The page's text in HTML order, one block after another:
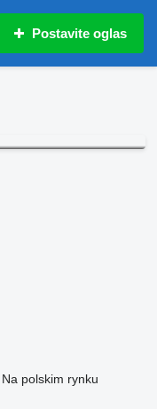
Postavite oglas
polskim rynku